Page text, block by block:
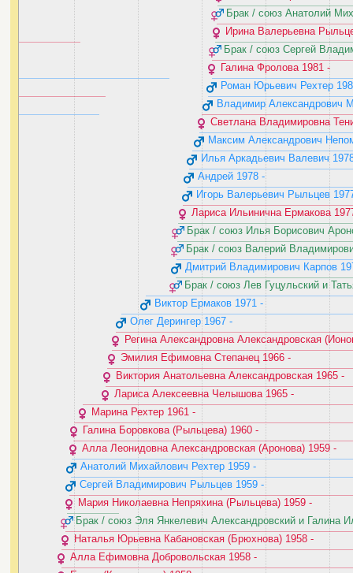
Брак / союз Анатолий
Ирина Валерьевна
Брак / союз Сергей
Галина Фролова ‭1981 - ‬
Роман Юрьевич Рехтер
Владимир Александрович
Светлана Владимировна
Максим Александрович
Илья Аркадьевич Валевич
Андрей ‭1978 - ‬
Игорь Валерьевич Рыльцев
Лариса Ильинична Ермакова
Брак / союз Илья Борисович
Брак / союз Валерий
Дмитрий Владимирович Карпов
Брак / союз Лев Гуцульский и
Виктор Ермаков ‭1971 - ‬
Олег Дерингер ‭1967 - ‬
Регина Александровна Александровская
Эмилия Ефимовна Степанец ‭1966 - ‬
Виктория Анатольевна Александровская ‭1965 - ‬
Лариса Алексеевна Челышова ‭1965 - ‬
Марина Рехтер ‭1961 - ‬
Галина Боровкова (Рыльцева) ‭1960 - ‬
Алла Леонидовна Александровская (Аронова) ‭1959 - ‬
Анатолий Михайлович Рехтер ‭1959 - ‬
Сергей Владимирович Рыльцев ‭1959 - ‬
Мария Николаевна Непряхина (Рыльцева) ‭1959 - ‬
Брак / союз Эля Янкелевич Александровский и Галина
Наталья Юрьевна Кабановская (Брюхнова) ‭1958 - ‬
Алла Ефимовна Добровольская ‭1958 - ‬